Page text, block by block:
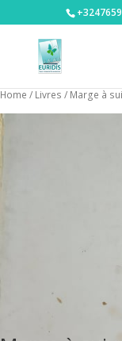
Home / Livres / Marge à